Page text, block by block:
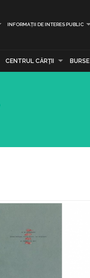
INFORMAȚII DE INTERES PUBLIC
CENTRUL CĂRŢII BURSE